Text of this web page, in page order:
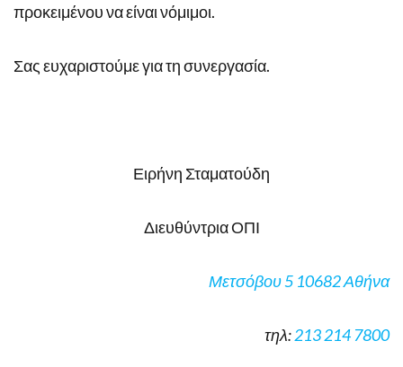
προκειμένου να είναι νόμιμοι.
Σας ευχαριστούμε για τη συνεργασία.
Ειρήνη Σταματούδη
Διευθύντρια ΟΠΙ
Μετσόβου 5 10682 Αθήνα
τηλ:213 214 7800